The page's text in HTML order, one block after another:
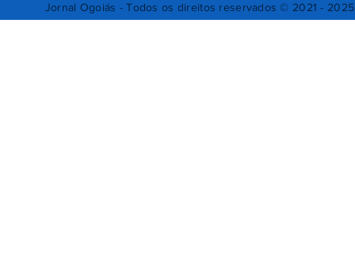
Jornal Ogoiás - Todos os direitos reservados © 2021 - 2025